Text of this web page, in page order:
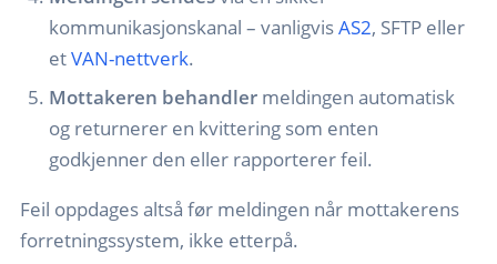
kommunikasjonskanal – vanligvisAS2, SFTP eller
etVAN-nettverk.
Mottakeren behandlermeldingen automatisk
og returnerer en kvittering som enten
godkjenner den eller rapporterer feil.
Feil oppdages altså før meldingen når mottakerens
forretningssystem, ikke etterpå.